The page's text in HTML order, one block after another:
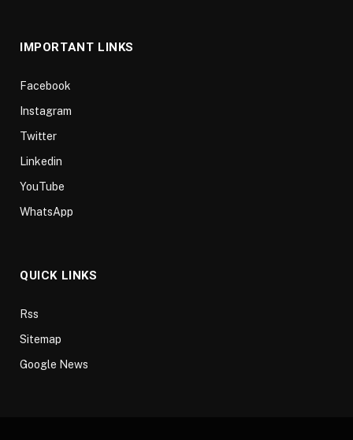
IMPORTANT LINKS
Facebook
Instagram
Twitter
Linkedin
YouTube
WhatsApp
QUICK LINKS
Rss
Sitemap
Google News